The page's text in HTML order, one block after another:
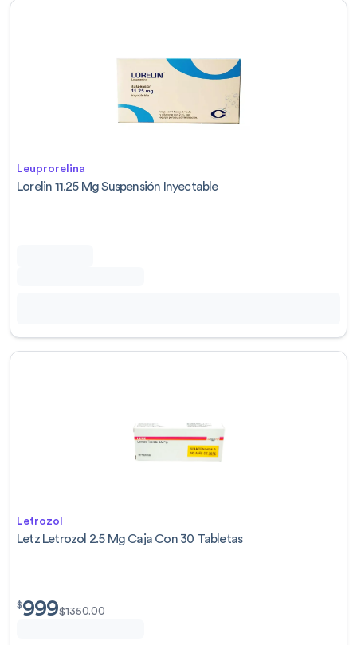
Leuprorelina
Lorelin 11.25 Mg Suspensión Inyectable
Letrozol
Letz Letrozol 2.5 Mg Caja Con 30 Tabletas
$999.00
$999$1350.00